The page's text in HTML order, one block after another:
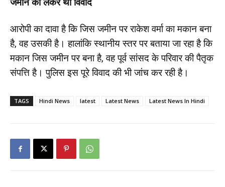
जमीन को लेकर था विवाद
आरोपी का दावा है कि जिस जमीन पर राकेश वर्मा का मकान बना
है, वह उसकी है। हालांकि स्थानीय स्तर पर बताया जा रहा है कि
मकान जिस जमीन पर बना है, वह पूर्व सांसद के परिवार की पैतृक
संपत्ति है। पुलिस इस पूरे विवाद की भी जांच कर रही है।
TAGS Hindi News latest Latest News Latest News In Hindi